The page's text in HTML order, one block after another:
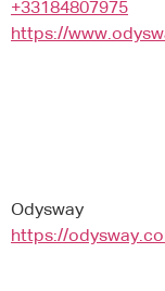
+33184807975
https://
Odysway
https://